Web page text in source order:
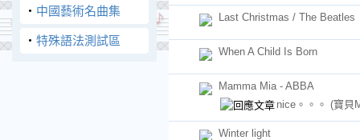
‧ 中國藝術名曲集
‧ 特殊語法測試區
Last Christmas / The Beatles
When A Child Is Born
Mamma Mia - ABBA
nice。。。 (寶貝
Winter light